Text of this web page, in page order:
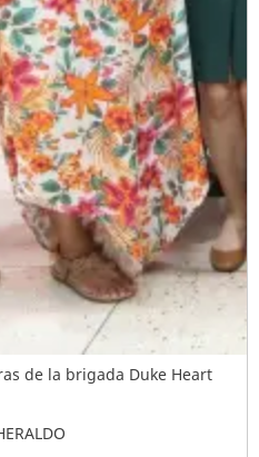
de la brigada Duke Heart